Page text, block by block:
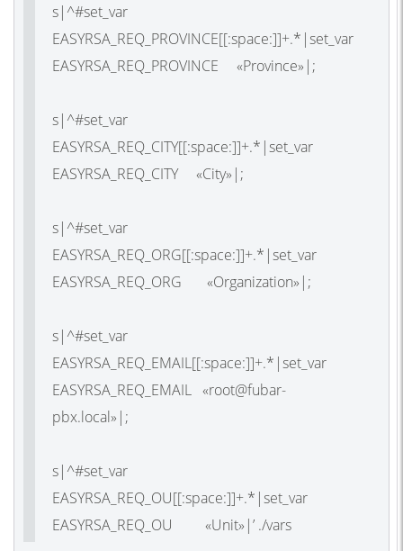
s|^#set_var
EASYRSA_REQ_PROVINCE[[:space:]]+.*|set_var
EASYRSA_REQ_PROVINCE «Province»|;
s|^#set_var
EASYRSA_REQ_CITY[[:space:]]+.*|set_var
EASYRSA_REQ_CITY «City»|;
s|^#set_var
EASYRSA_REQ_ORG[[:space:]]+.*|set_var
EASYRSA_REQ_ORG «Organization»|;
s|^#set_var
EASYRSA_REQ_EMAIL[[:space:]]+.*|set_var
EASYRSA_REQ_EMAIL «root@fubar-
pbx.local»|;
s|^#set_var
EASYRSA_REQ_OU[[:space:]]+.*|set_var
EASYRSA_REQ_OU «Unit»|’ ./vars